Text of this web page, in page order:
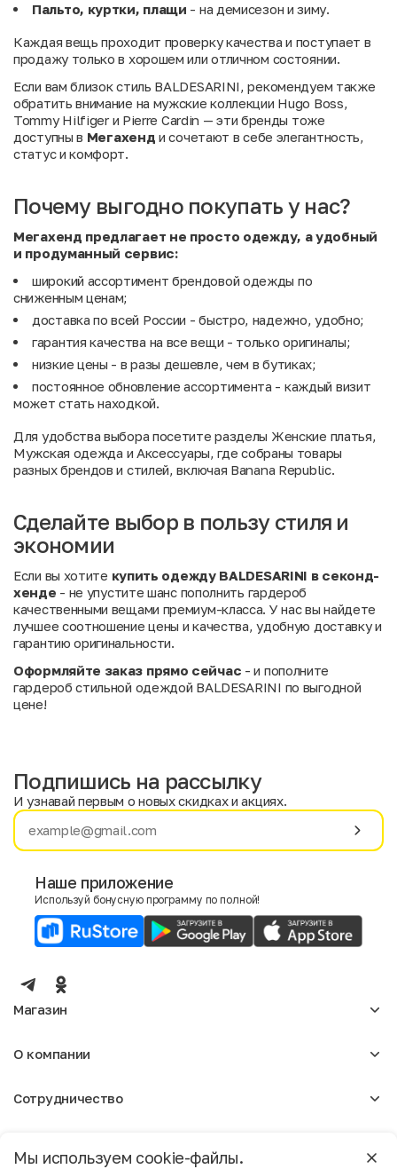
Пальто, куртки, плащи - на демисезон и зиму.
Каждая вещь проходит проверку качества и поступает в
продажу только в хорошем или отличном состоянии.
Если вам близок стиль BALDESARINI, рекомендуем также
обратить внимание на мужские коллекции Hugo Boss,
Tommy Hilfigerи Pierre Cardin — эти бренды тоже
доступны в Мегахенд и сочетают в себе элегантность,
статус и комфорт.
Почему выгодно покупать у нас?
Мегахенд предлагает не просто одежду, а удобный
и продуманный сервис:
широкий ассортимент брендовой одежды по
сниженным ценам;
доставка по всей России - быстро, надежно, удобно;
гарантия качества на все вещи - только оригиналы;
низкие цены - в разы дешевле, чем в бутиках;
постоянное обновление ассортимента - каждый визит
может стать находкой.
Для удобства выбора посетите разделы Женские платья,
Мужская одежда и Аксессуары, где собраны товары
разных брендов и стилей, включая Banana Republic.
Сделайте выбор в пользу стиля и
экономии
Если вы хотите купить одежду BALDESARINI в секонд-
хенде - не упустите шанс пополнить гардероб
качественными вещами премиум-класса. У нас вы найдете
лучшее соотношение цены и качества, удобную доставку и
гарантию оригинальности.
Оформляйте заказ прямо сейчас - и пополните
гардероб стильной одеждой BALDESARINI по выгодной
цене!
Имя
E-mail
Пол
Мужской
Мы используем cookie-файлы.
Москва
Подпишись на рассылку
И узнавай первым о новых скидках и акциях.
Наше приложение
Используй бонусную программу по полной!
Магазин
Мужское
О компании
Отзывы
Магазины
Сотрудничество
Реклама